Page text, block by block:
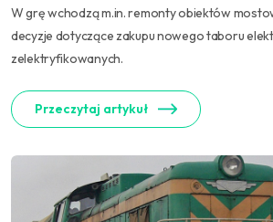
W grę wchodzą m.in. remonty obiektów
decyzje dotyczące zakupu nowego taboru
zelektryfikowanych.
Przeczytaj artykuł